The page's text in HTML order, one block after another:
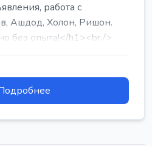
работа с
Ашдод, Холон, Ришон.
без опыта!</h1><br />